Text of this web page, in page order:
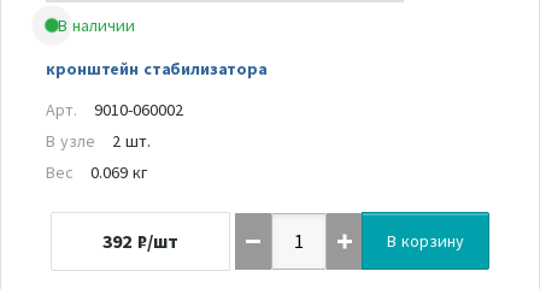
В наличии
кронштейн стабилизатора
Арт.
9010-060002
В узле
2 шт.
Вес
0.069 кг
392 ₽/шт В корзину